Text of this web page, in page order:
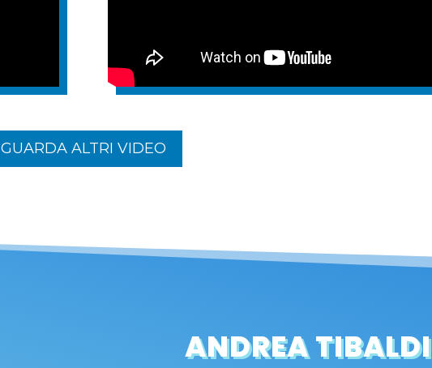
GUARDA ALTRI VIDEO
ANDREA TIBALDI